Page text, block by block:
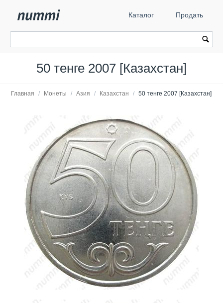
Каталог Продать
50 тенге 2007 [Казахстан]
Главная / Монеты / Азия / Казахстан / 50 тенге 2007 [Казахстан]